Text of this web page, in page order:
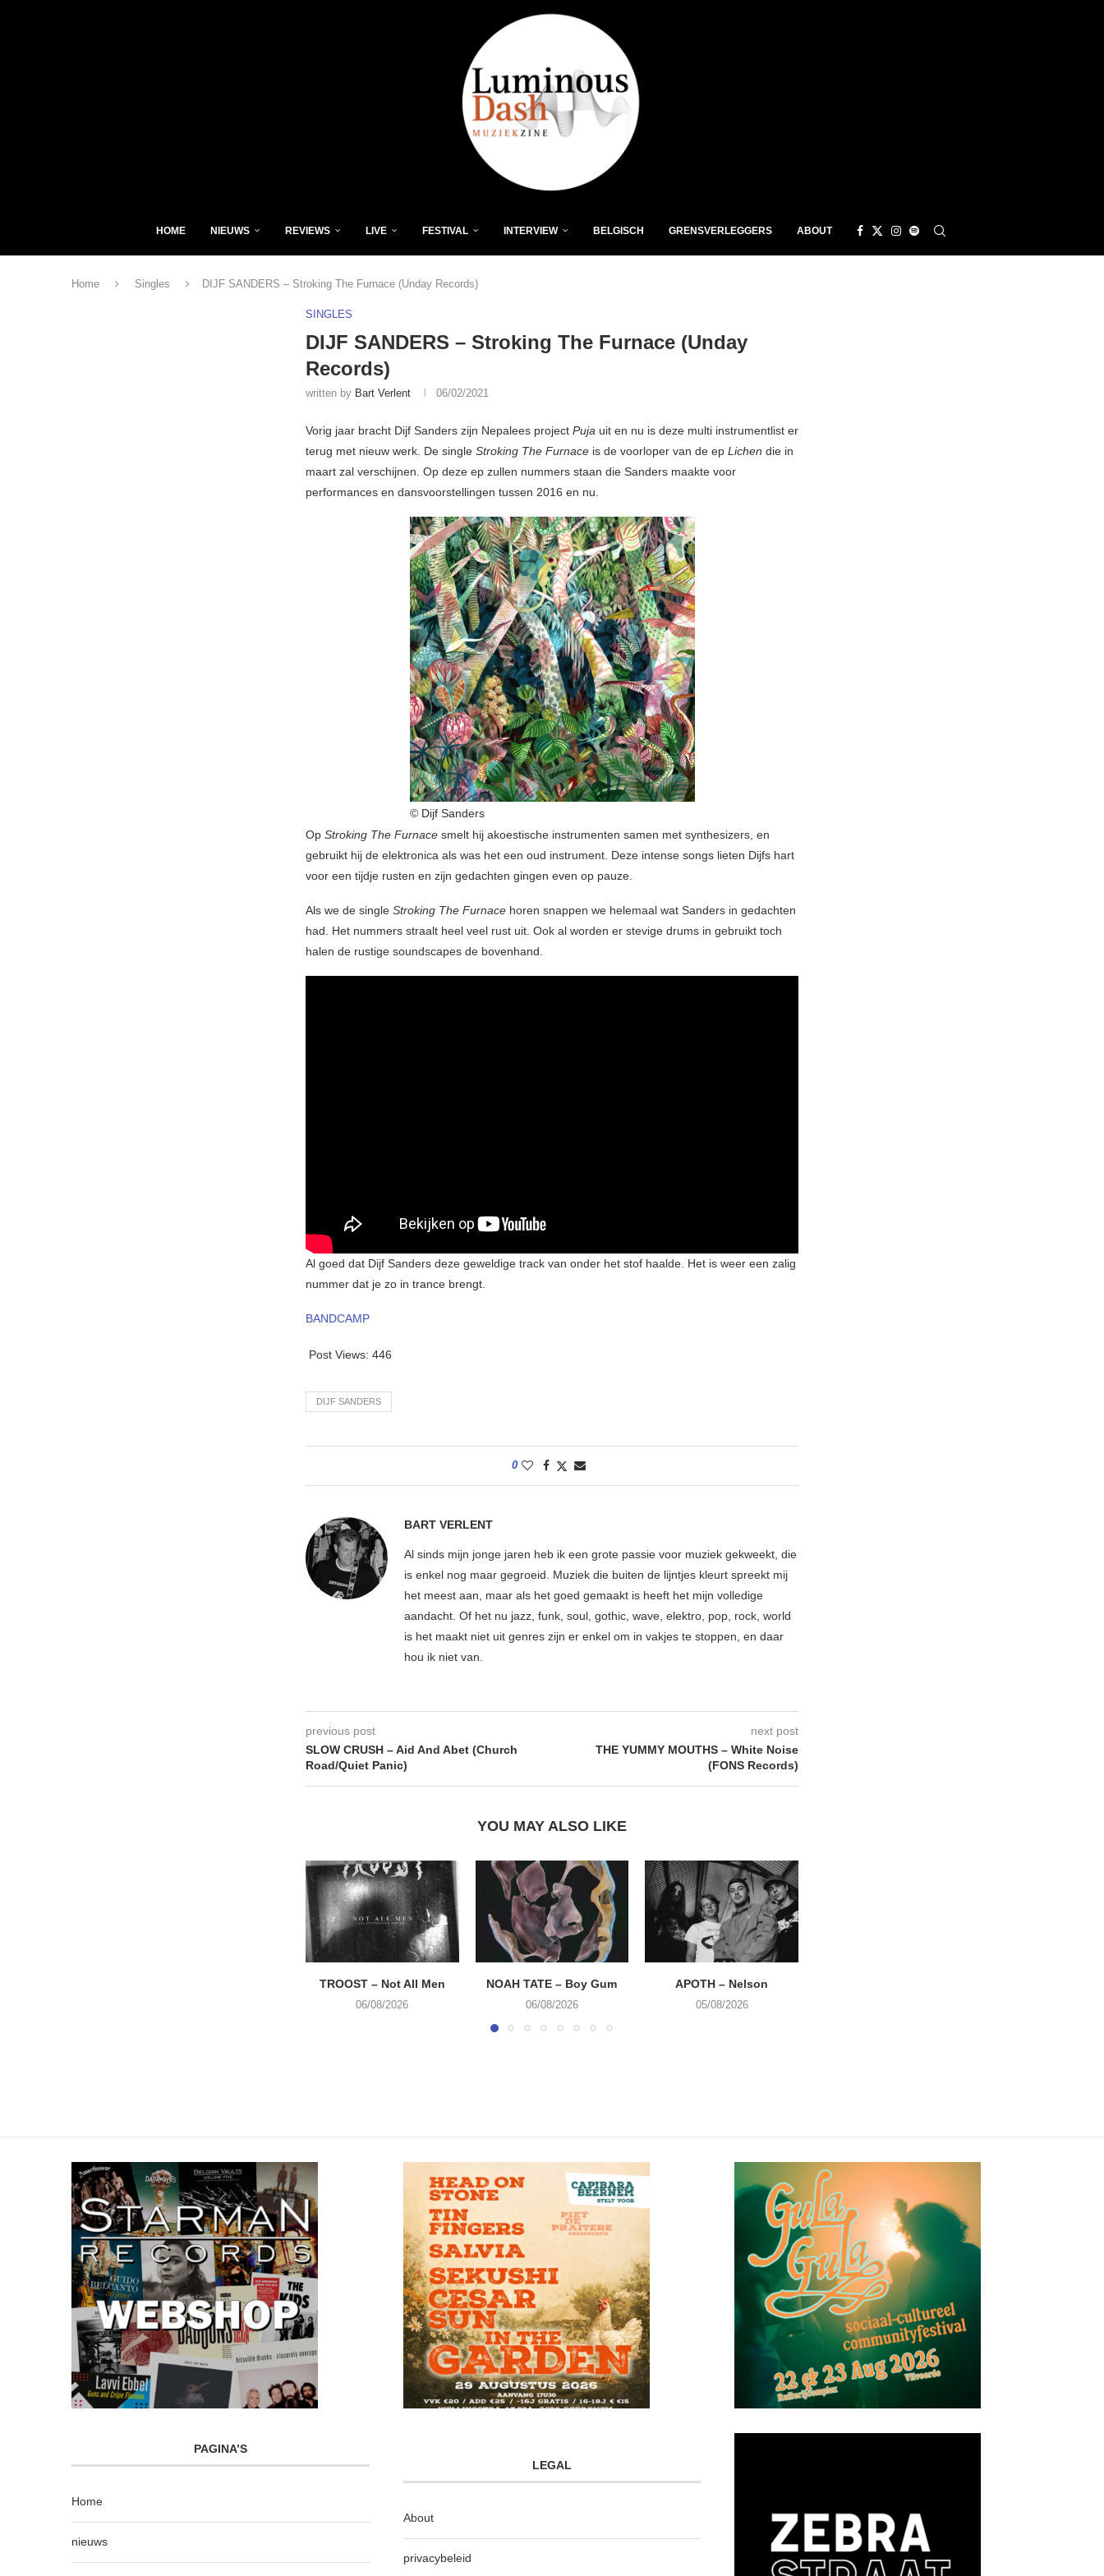
HOME NIEUWS REVIEWS LIVE FESTIVAL INTERVIEW BELGISCH GRENSVERLEGGERS ABOUT
Home Singles DIJF SANDERS – Stroking The Furnace (Unday Records)
SINGLES
DIJF SANDERS – Stroking The Furnace (Unday
Records)
written by Bart Verlent 06/02/2021
Vorig jaar bracht Dijf Sanders zijn Nepalees project Puja uit en nu is deze multi instrumentlist er
terug met nieuw werk. De single Stroking The Furnace is de voorloper van de ep Lichen die in
maart zal verschijnen. Op deze ep zullen nummers staan die Sanders maakte voor
performances en dansvoorstellingen tussen 2016 en nu.
© Dijf Sanders
Op Stroking The Furnace smelt hij akoestische instrumenten samen met synthesizers, en
gebruikt hij de elektronica als was het een oud instrument. Deze intense songs lieten Dijfs hart
voor een tijdje rusten en zijn gedachten gingen even op pauze.
Als we de single Stroking The Furnace horen snappen we helemaal wat Sanders in gedachten
had. Het nummers straalt heel veel rust uit. Ook al worden er stevige drums in gebruikt toch
halen de rustige soundscapes de bovenhand.
Al goed dat Dijf Sanders deze geweldige track van onder het stof haalde. Het is weer een zalig
nummer dat je zo in trance brengt.
BANDCAMP
Post Views: 446
DIJF SANDERS
0
BART VERLENT
Al sinds mijn jonge jaren heb ik een grote passie voor muziek gekweekt, die
is enkel nog maar gegroeid. Muziek die buiten de lijntjes kleurt spreekt mij
het meest aan, maar als het goed gemaakt is heeft het mijn volledige
aandacht. Of het nu jazz, funk, soul, gothic, wave, elektro, pop, rock, world
is het maakt niet uit genres zijn er enkel om in vakjes te stoppen, en daar
hou ik niet van.
previous post
SLOW CRUSH – Aid And Abet (Church
Road/Quiet Panic)
next post
THE YUMMY MOUTHS – White Noise
(FONS Records)
YOU MAY ALSO LIKE
TROOST – Not All Men
06/08/2026
NOAH TATE – Boy Gum
06/08/2026
APOTH – Nelson
05/08/2026
PAGINA’S
Home
nieuws
LEGAL
About
privacybeleid